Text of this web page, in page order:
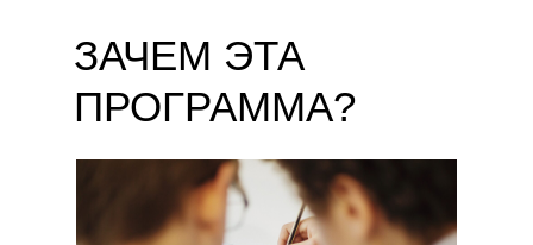
ЗАЧЕМ ЭТА
ПРОГРАММА?